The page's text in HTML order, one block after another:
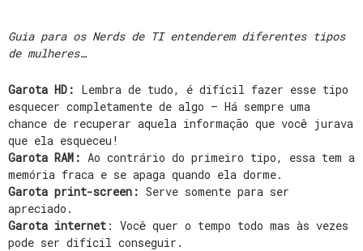
Guia para os Nerds de TI entenderem diferentes tipos
de mulheres…
Garota HD: Lembra de tudo, é difícil fazer esse tipo
esquecer completamente de algo – Há sempre uma
chance de recuperar aquela informação que você jurava
que ela esqueceu!
Garota RAM: Ao contrário do primeiro tipo, essa tem a
memória fraca e se apaga quando ela dorme.
Garota print-screen: Serve somente para ser
apreciado.
Garota internet : Você quer o tempo todo mas às vezes
pode ser difícil conseguir.